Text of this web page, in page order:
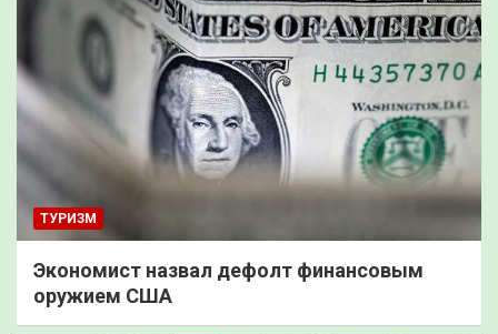
ТУРИЗМ
Экономист назвал дефолт финансовым
оружием США